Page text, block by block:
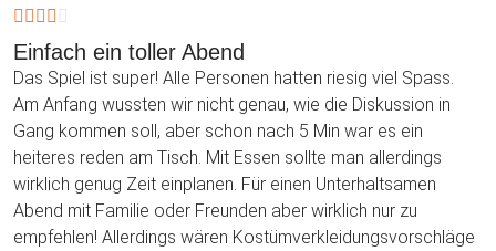
Einfach ein toller Abend
Das Spiel ist super! Alle Personen hatten riesig viel Spass.
Am Anfang wussten wir nicht genau, wie die Diskussion in
Gang kommen soll, aber schon nach 5 Min war es ein
heiteres reden am Tisch. Mit Essen sollte man allerdings
wirklich genug Zeit einplanen. Für einen Unterhaltsamen
Abend mit Familie oder Freunden aber wirklich nur zu
empfehlen! Allerdings wären Kostümverkleidungsvorschläge